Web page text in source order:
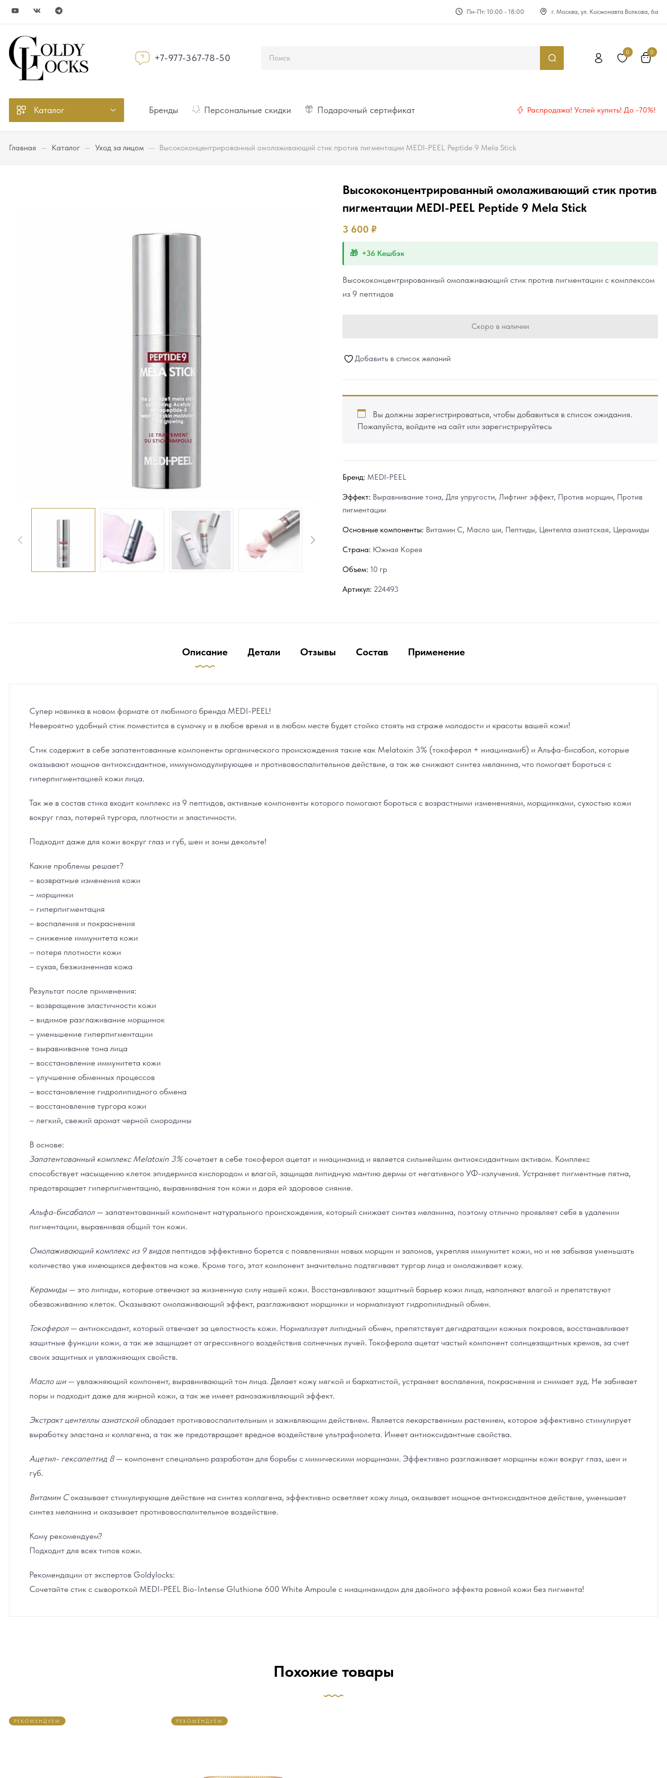
Пн-Пт: 10:00 - 18:00 г. Москва, ул. Космонавта Волкова, 6а
+7-977-367-78-50 0 0
Каталог Бренды Персональные скидки Подарочный сертификат Распродажа! Успей купить! До -70%!
Главная — Каталог — Уход за лицом — Высококонцентрированный омолаживающий стик против пигментации MEDI-PEEL Peptide 9 Mela Stick
Высококонцентрированный омолаживающий стик против
пигментации MEDI-PEEL Peptide 9 Mela Stick
3 600 ₽
+36 Кешбэк
Высококонцентрированный омолаживающий стик против пигментации с комплексом
из 9 пептидов
Скоро в наличии
Добавить в список желаний
Вы должны зарегистрироваться, чтобы добавиться в список ожидания.
Пожалуйста, войдите на сайт или зарегистрируйтесь
Бренд: MEDI-PEEL
Эффект: Выравнивание тона, Для упругости, Лифтинг эффект, Против морщин, Против
пигментации
Основные компоненты: Витамин С, Масло ши, Пептиды, Центелла азиатская, Церамиды
Страна: Южная Корея
Объем: 10 гр
Артикул: 224493
Описание Детали Отзывы Состав Применение
Супер новинка в новом формате от любимого бренда MEDI-PEEL!
Невероятно удобный стик поместится в сумочку и в любое время и в любом месте будет стойко стоять на страже молодости и красоты вашей кожи!
Стик содержит в себе запатентованные компоненты органического происхождения такие как Melatoxin 3% (токоферол + ниацинамиб) и Альфа-бисабол, которые
оказывают мощное антиоксидантное, иммуномодулирующее и противовоспалительное действие, а так же снижают синтез меланина, что помогает бороться с
гиперпигментацией кожи лица.
Так же в состав стика входит комплекс из 9 пептидов, активные компоненты которого помогают бороться с возрастными изменениями, морщинками, сухостью кожи
вокруг глаз, потерей тургора, плотности и эластичности.
Подходит даже для кожи вокруг глаз и губ, шеи и зоны декольте!
Какие проблемы решает?
– возвратные изменения кожи
– морщинки
– гиперпигментация
– воспаления и покраснения
– снижение иммунитета кожи
– потеря плотности кожи
– сухая, безжизненная кожа
Результат после применения:
– возвращение эластичности кожи
– видимое разглаживание морщинок
– уменьшение гиперпигментации
– выравнивание тона лица
– восстановление иммунитета кожи
– улучшение обменных процессов
– восстановление гидролипидного обмена
– восстановление тургора кожи
– легкий, свежий аромат черной смородины
В основе:
Запатентованный комплекс Melatoxin 3%сочетает в себе токоферол ацетат и ниацинамид и является сильнейшим антиоксидантным активом. Комплекс
способствует насыщению клеток эпидермиса кислородом и влагой, защищая липидную мантию дермы от негативного УФ-излучения. Устраняет пигментные пятна,
предотвращает гиперпигментацию, выравнивания тон кожи и даря ей здоровое сияние.
Альфа-бисабалол— запатентованный компонент натурального происхождения, который снижает синтез меланина, поэтому отлично проявляет себя в удалении
пигментации, выравнивая общий тон кожи.
Омолаживающий комплекс из 9 видов пептидов эффективно борется с появлениями новых морщин и заломов, укрепляя иммунитет кожи, но и не забывая уменьшать
количество уже имеющихся дефектов на коже. Кроме того, этот компонент значительно подтягивает тургор лица и омолаживает кожу.
Керамиды — это липиды, которые отвечают за жизненную силу нашей кожи. Восстанавливают защитный барьер кожи лица, наполняют влагой и препятствуют
обезвоживанию клеток. Оказывают омолаживающий эффект, разглаживают морщинки и нормализуют гидропилидный обмен.
Токоферол — антиоксидант, который отвечает за целостность кожи. Нормализует липидный обмен, препятствует дегидратации кожных покровов, восстанавливает
защитные функции кожи, а так же защищает от агрессивного воздействия солнечных лучей. Токоферола ацетат частый компонент солнцезащитных кремов, за счет
своих защитных и увлажняющих свойств.
Масло ши— увлажняющий компонент, выравнивающий тон лица. Делает кожу мягкой и бархатистой, устраняет воспаления, покраснения и снимает зуд. Не забивает
поры и подходит даже для жирной кожи, а так же имеет ранозаживляющий эффект.
Экстракт центеллы азиатскойобладает противовоспалительным и заживляющим действием. Является лекарственным растением, которое эффективно стимулирует
выработку эластана и коллагена, а так же предотвращает вредное воздействие ультрафиолета. Имеет антиоксидантные свойства.
Ацетил- гексапептид 8— компонент специально разработан для борьбы с мимическими морщинами. Эффективно разглаживает морщины кожи вокруг глаз, шеи и
губ.
Витамин Соказывает стимулирующие действие на синтез коллагена, эффективно осветляет кожу лица, оказывает мощное антиоксидантное действие, уменьшает
синтез меланина и оказывает противовоспалительное воздействие.
Кому рекомендуем?
Подходит для всех типов кожи.
Рекомендации от экспертов Goldylocks:
Сочетайте стик с сывороткой MEDI-PEEL Bio-Intense Gluthione 600 White Ampoule с ниацинамидом для двойного эффекта ровной кожи без пигмента!
Похожие товары
РЕКОМЕНДУЕМ РЕКОМЕНДУЕМ